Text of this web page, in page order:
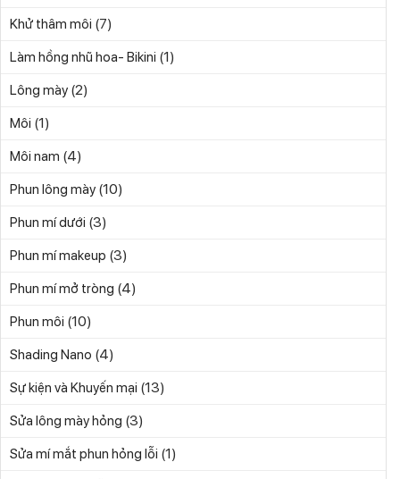
Khử thâm môi (7)
Làm hồng nhũ hoa- Bikini (1)
Lông mày (2)
Môi (1)
Môi nam (4)
Phun lông mày (10)
Phun mí dưới (3)
Phun mí makeup (3)
Phun mí mở tròng (4)
Phun môi (10)
Shading Nano (4)
Sự kiện và Khuyến mại (13)
Sửa lông mày hỏng (3)
Sửa mí mắt phun hỏng lỗi (1)